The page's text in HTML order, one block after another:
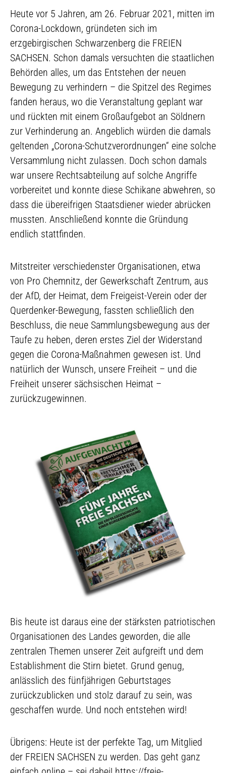
Heute vor 5 Jahren, am 26. Februar 2021, mitten im
Corona-Lockdown, gründeten sich im
erzgebirgischen Schwarzenberg die FREIEN
SACHSEN. Schon damals versuchten die staatlichen
Behörden alles, um das Entstehen der neuen
Bewegung zu verhindern – die Spitzel des Regimes
fanden heraus, wo die Veranstaltung geplant war
und rückten mit einem Großaufgebot an Söldnern
zur Verhinderung an. Angeblich würden die damals
geltenden „Corona-Schutzverordnungen“ eine solche
Versammlung nicht zulassen. Doch schon damals
war unsere Rechtsabteilung auf solche Angriffe
vorbereitet und konnte diese Schikane abwehren, so
dass die übereifrigen Staatsdiener wieder abrücken
mussten. Anschließend konnte die Gründung
endlich stattfinden.
Mitstreiter verschiedenster Organisationen, etwa
von Pro Chemnitz, der Gewerkschaft Zentrum, aus
der AfD, der Heimat, dem Freigeist-Verein oder der
Querdenker-Bewegung, fassten schließlich den
Beschluss, die neue Sammlungsbewegung aus der
Taufe zu heben, deren erstes Ziel der Widerstand
gegen die Corona-Maßnahmen gewesen ist. Und
natürlich der Wunsch, unsere Freiheit – und die
Freiheit unserer sächsischen Heimat –
zurückzugewinnen.
Bis heute ist daraus eine der stärksten patriotischen
Organisationen des Landes geworden, die alle
zentralen Themen unserer Zeit aufgreift und dem
Establishment die Stirn bietet. Grund genug,
anlässlich des fünfjährigen Geburtstages
zurückzublicken und stolz darauf zu sein, was
geschaffen wurde. Und noch entstehen wird!
Übrigens: Heute ist der perfekte Tag, um Mitglied
der FREIEN SACHSEN zu werden. Das geht ganz